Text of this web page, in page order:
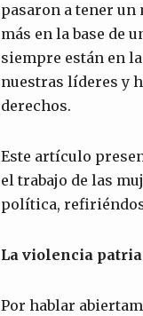
pasaron a tener un
más en la base de
siempre están en
nuestras líderes y
derechos.
Este artículo
el trabajo de las
política,
La violencia
Por hablar